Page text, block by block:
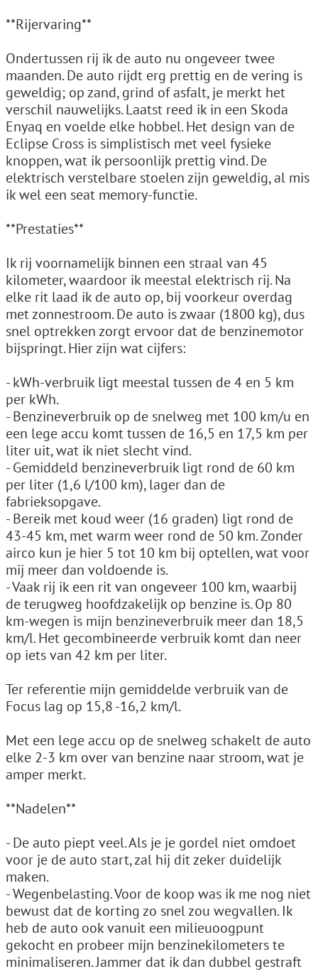
**Rijervaring**
Ondertussen rij ik de auto nu ongeveer twee
maanden. De auto rijdt erg prettig en de vering is
geweldig; op zand, grind of asfalt, je merkt het
verschil nauwelijks. Laatst reed ik in een Skoda
Enyaq en voelde elke hobbel. Het design van de
Eclipse Cross is simplistisch met veel fysieke
knoppen, wat ik persoonlijk prettig vind. De
elektrisch verstelbare stoelen zijn geweldig, al mis
ik wel een seat memory-functie.
**Prestaties**
Ik rij voornamelijk binnen een straal van 45
kilometer, waardoor ik meestal elektrisch rij. Na
elke rit laad ik de auto op, bij voorkeur overdag
met zonnestroom. De auto is zwaar (1800 kg), dus
snel optrekken zorgt ervoor dat de benzinemotor
bijspringt. Hier zijn wat cijfers:
- kWh-verbruik ligt meestal tussen de 4 en 5 km
per kWh.
- Benzineverbruik op de snelweg met 100 km/u en
een lege accu komt tussen de 16,5 en 17,5 km per
liter uit, wat ik niet slecht vind.
- Gemiddeld benzineverbruik ligt rond de 60 km
per liter (1,6 l/100 km), lager dan de
fabrieksopgave.
- Bereik met koud weer (16 graden) ligt rond de
43-45 km, met warm weer rond de 50 km. Zonder
airco kun je hier 5 tot 10 km bij optellen, wat voor
mij meer dan voldoende is.
- Vaak rij ik een rit van ongeveer 100 km, waarbij
de terugweg hoofdzakelijk op benzine is. Op 80
km-wegen is mijn benzineverbruik meer dan 18,5
km/l. Het gecombineerde verbruik komt dan neer
op iets van 42 km per liter.
Ter referentie mijn gemiddelde verbruik van de
Focus lag op 15,8 -16,2 km/l.
Met een lege accu op de snelweg schakelt de auto
elke 2-3 km over van benzine naar stroom, wat je
amper merkt.
**Nadelen**
- De auto piept veel. Als je je gordel niet omdoet
voor je de auto start, zal hij dit zeker duidelijk
maken.
- Wegenbelasting. Voor de koop was ik me nog niet
bewust dat de korting zo snel zou wegvallen. Ik
heb de auto ook vanuit een milieuoogpunt
gekocht en probeer mijn benzinekilometers te
minimaliseren. Jammer dat ik dan dubbel gestraft